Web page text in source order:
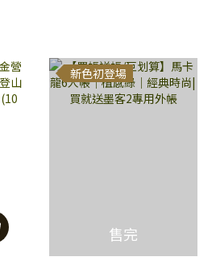
新色初登場
售完